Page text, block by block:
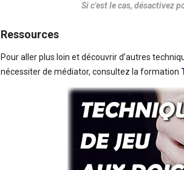
Si c'est le cas, désactivez
Ressources
Pour aller plus loin et découvrir d’autres
nécessiter de médiator, consultez la formation